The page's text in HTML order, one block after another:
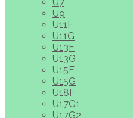
U9
U11F
U11G
U13F
U13G
U15F
U15G
U18F
U17G1
U17G2